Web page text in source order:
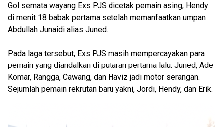
Gol semata wayang Exs PJS dicetak pemain asing, Hendy
di menit 18 babak pertama setelah memanfaatkan umpan
Abdullah Junaidi alias Juned.
Pada laga tersebut, Exs PJS masih mempercayakan para
pemain yang diandalkan di putaran pertama lalu. Juned, Ade
Komar, Rangga, Cawang, dan Haviz jadi motor serangan.
Sejumlah pemain rekrutan baru yakni, Jordi, Hendy, dan Erik.